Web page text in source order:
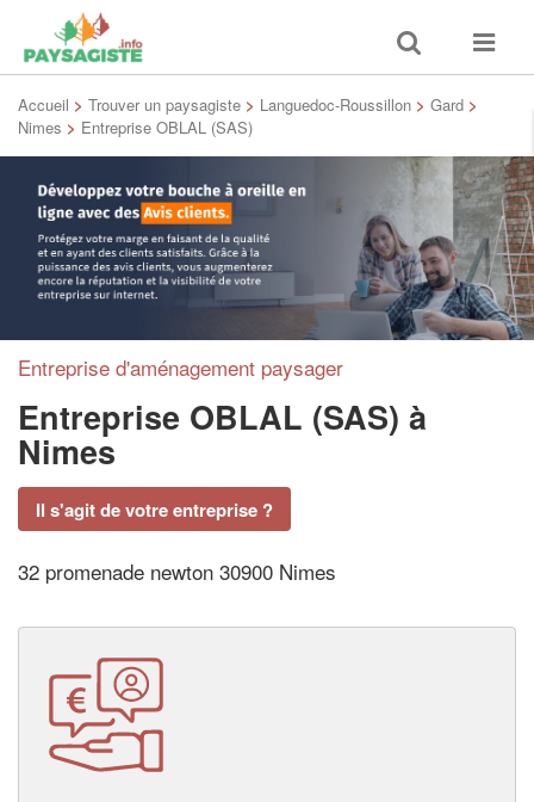
Toggle
search
Toggle
Accueil > Trouver un paysagiste > Languedoc-Roussillon > Gard >
Nimes > Entreprise OBLAL (SAS)
Entreprise d'aménagement paysager
Entreprise OBLAL (SAS) à
Nimes
Il s'agit de votre entreprise ?
32 promenade newton 30900 Nimes